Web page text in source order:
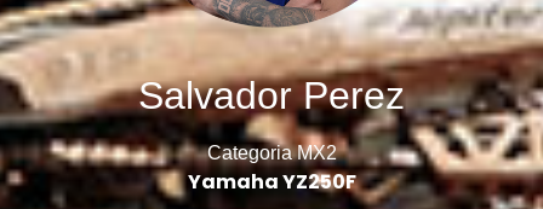
Salvador Perez
Categoria MX2
Yamaha YZ250F